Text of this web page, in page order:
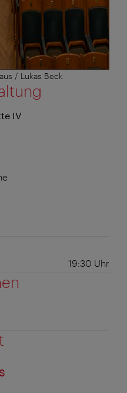
/ Lukas Beck
IV
19:30 Uhr